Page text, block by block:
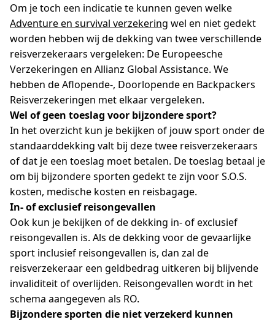
Om je toch een indicatie te kunnen geven welke
Adventure en survival verzekering wel en niet gedekt
worden hebben wij de dekking van twee verschillende
reisverzekeraars vergeleken: De Europeesche
Verzekeringen en Allianz Global Assistance. We
hebben de Aflopende-, Doorlopende en Backpackers
Reisverzekeringen met elkaar vergeleken.
Wel of geen toeslag voor bijzondere sport?
In het overzicht kun je bekijken of jouw sport onder de
standaarddekking valt bij deze twee reisverzekeraars
of dat je een toeslag moet betalen. De toeslag betaal je
om bij bijzondere sporten gedekt te zijn voor S.O.S.
kosten, medische kosten en reisbagage.
In- of exclusief reisongevallen
Ook kun je bekijken of de dekking in- of exclusief
reisongevallen is. Als de dekking voor de gevaarlijke
sport inclusief reisongevallen is, dan zal de
reisverzekeraar een geldbedrag uitkeren bij blijvende
invaliditeit of overlijden. Reisongevallen wordt in het
schema aangegeven als RO.
Bijzondere sporten die niet verzekerd kunnen